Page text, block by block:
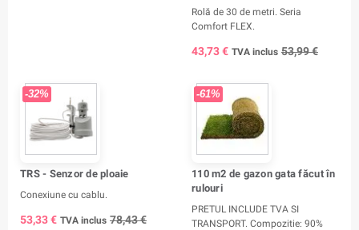
Rolă de 30 de metri. Seria
Comfort FLEX.
43,73 € TVA inclus 53,99 €
-32%
TRS - Senzor de ploaie
Conexiune cu cablu.
53,33 € TVA inclus 78,43 €
-61%
110 m2 de gazon gata făcut în
rulouri
PRETUL INCLUDE TVA SI
TRANSPORT. Compozitie: 90%